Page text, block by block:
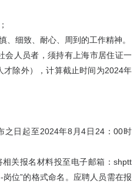
细致、耐心、周到的工作精神。
人员者，须持有上海市居住证一
除外），计算截止时间为2024年
日起至2024年8月4日24：00时
关报名材料投至电子邮箱：shptt
位”的格式命名。应聘人员需在报